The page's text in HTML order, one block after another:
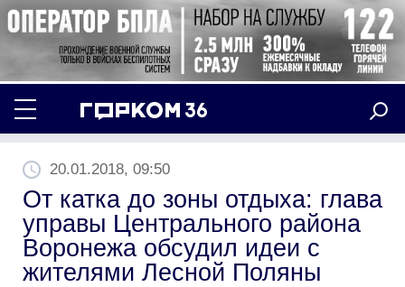
20.01.2018, 09:50
От катка до зоны отдыха: глава
управы Центрального района
Воронежа обсудил идеи с
жителями Лесной Поляны